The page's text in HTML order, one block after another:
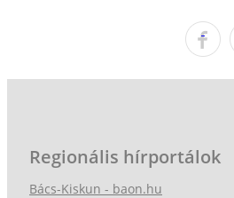
Regionális hírportálok
Bács-Kiskun - baon.hu